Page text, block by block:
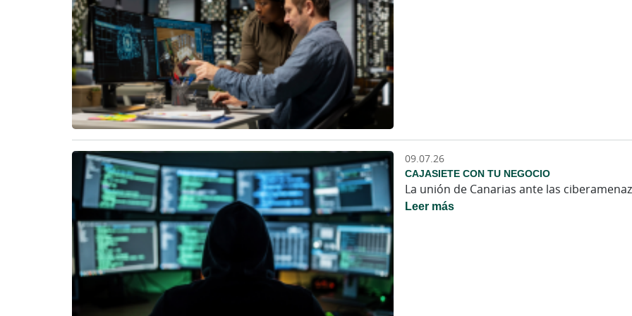
09.07.26
CAJASIETE CON TU NEGOCIO
La unión de Canarias ante las
Leer más